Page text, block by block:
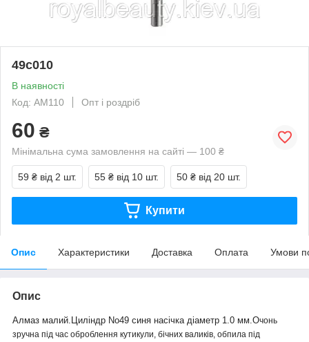
49с010
В наявності
Код: АМ110
Опт і роздріб
60 ₴
Мінімальна сума замовлення на сайті — 100 ₴
59 ₴ від 2 шт. 55 ₴ від 10 шт. 50 ₴ від 20 шт.
Купити
Опис Характеристики Доставка Оплата Умови
Опис
Алмаз малий.Циліндр No49 синя насічка діаметр 1.0 мм.Очонь
зручна під час оброблення кутикули, бічних валиків, обпила під